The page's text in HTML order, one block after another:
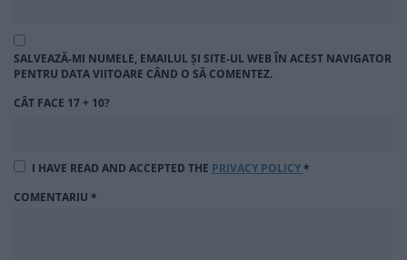
SALVEAZĂ-MI NUMELE, EMAILUL ȘI SITE-UL WEB ÎN ACEST NAVIGATOR
PENTRU DATA VIITOARE CÂND O SĂ COMENTEZ.
CÂT FACE 17 + 10?
I HAVE READ AND ACCEPTED THE PRIVACY POLICY*
COMENTARIU *